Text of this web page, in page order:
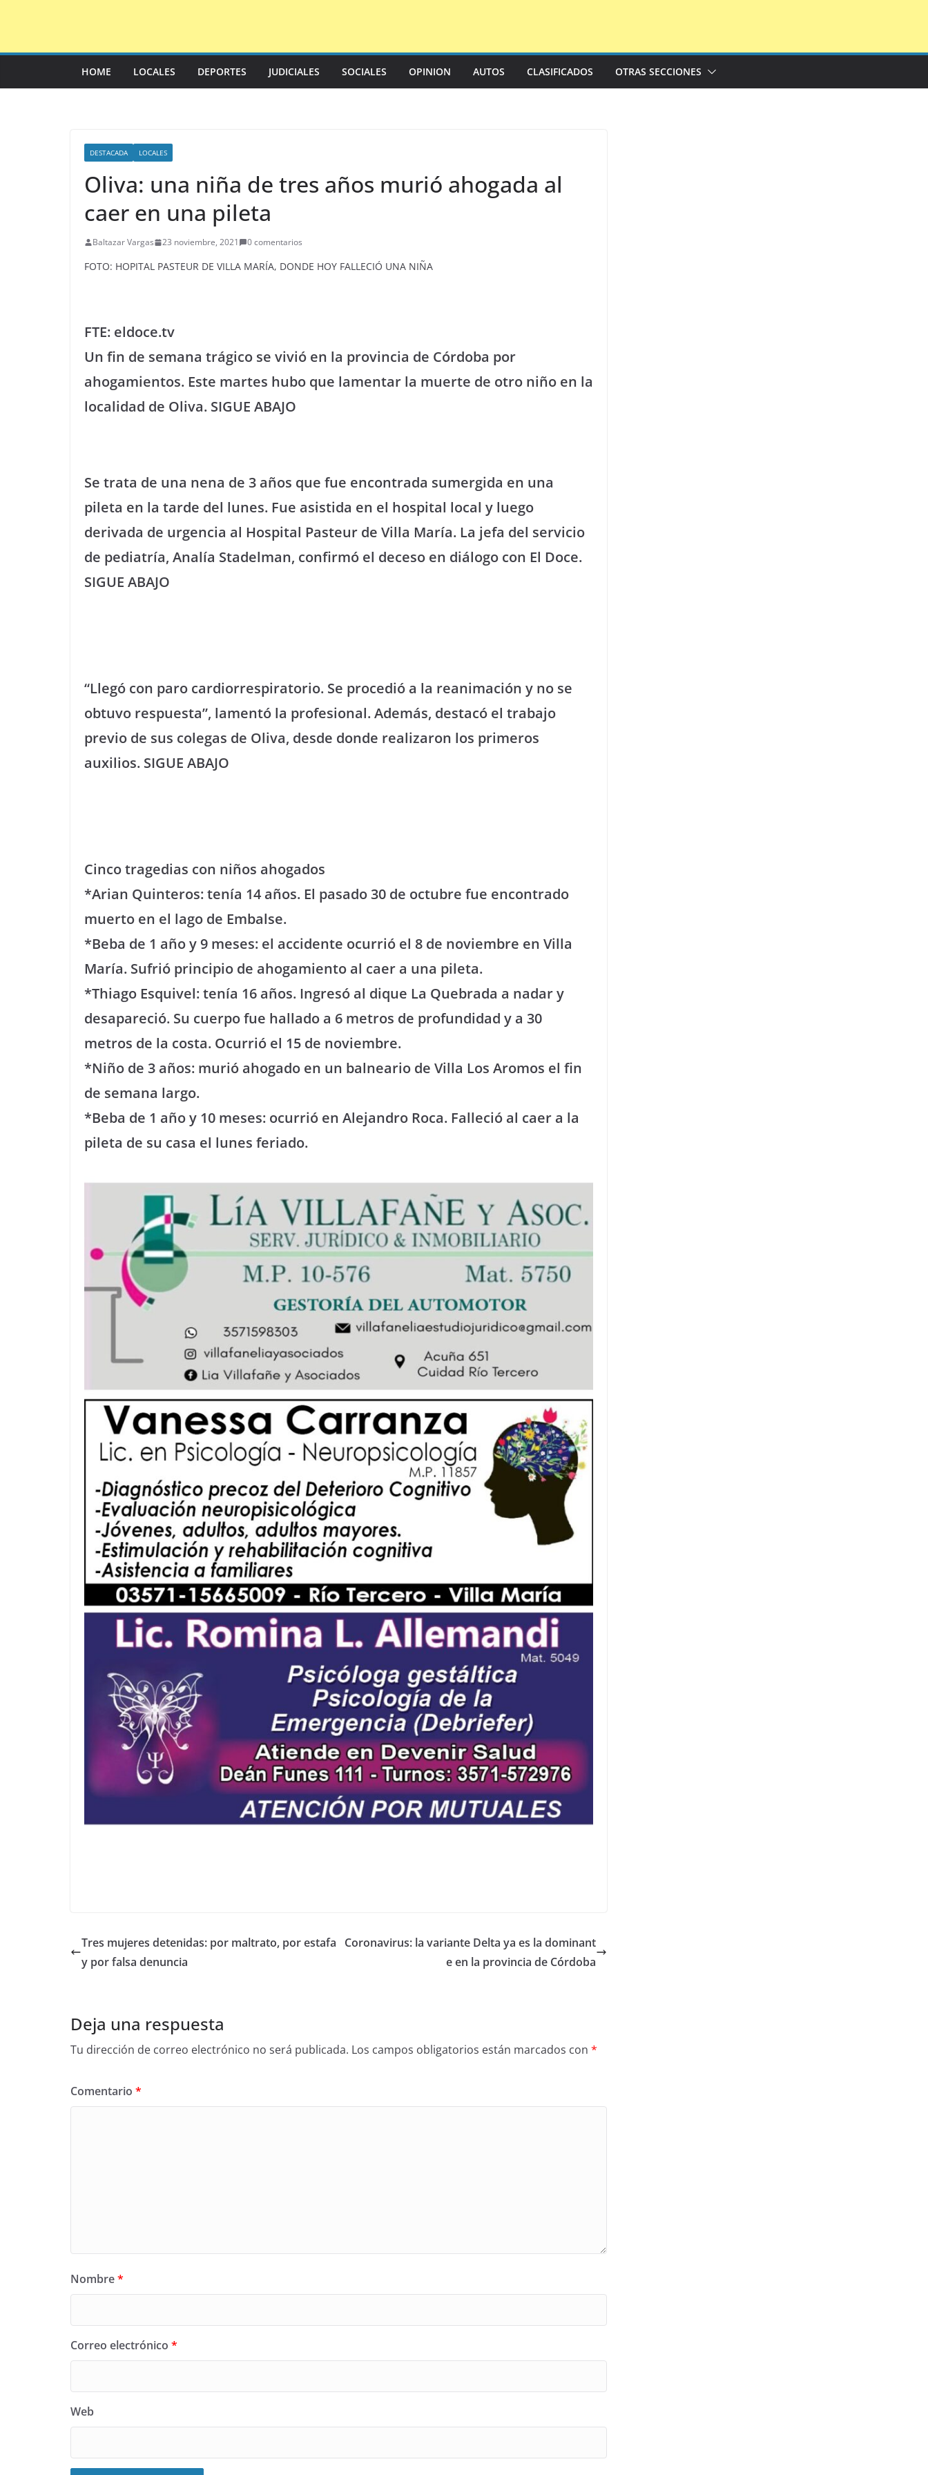
HOME LOCALES DEPORTES JUDICIALES SOCIALES OPINION AUTOS CLASIFICADOS OTRAS SECCIONES
DESTACADA LOCALES
Oliva: una niña de tres años murió ahogada al
caer en una pileta
Baltazar Vargas 23 noviembre, 2021 0 comentarios
FOTO: HOPITAL PASTEUR DE VILLA MARÍA, DONDE HOY FALLECIÓ UNA NIÑA
FTE: eldoce.tv
Un fin de semana trágico se vivió en la provincia de Córdoba por
ahogamientos. Este martes hubo que lamentar la muerte de otro niño en la
localidad de Oliva. SIGUE ABAJO
Se trata de una nena de 3 años que fue encontrada sumergida en una
pileta en la tarde del lunes. Fue asistida en el hospital local y luego
derivada de urgencia al Hospital Pasteur de Villa María. La jefa del servicio
de pediatría, Analía Stadelman, confirmó el deceso en diálogo con El Doce.
SIGUE ABAJO
“Llegó con paro cardiorrespiratorio. Se procedió a la reanimación y no se
obtuvo respuesta”, lamentó la profesional. Además, destacó el trabajo
previo de sus colegas de Oliva, desde donde realizaron los primeros
auxilios. SIGUE ABAJO
Cinco tragedias con niños ahogados
*Arian Quinteros: tenía 14 años. El pasado 30 de octubre fue encontrado
muerto en el lago de Embalse.
*Beba de 1 año y 9 meses: el accidente ocurrió el 8 de noviembre en Villa
María. Sufrió principio de ahogamiento al caer a una pileta.
*Thiago Esquivel: tenía 16 años. Ingresó al dique La Quebrada a nadar y
desapareció. Su cuerpo fue hallado a 6 metros de profundidad y a 30
metros de la costa. Ocurrió el 15 de noviembre.
*Niño de 3 años: murió ahogado en un balneario de Villa Los Aromos el fin
de semana largo.
*Beba de 1 año y 10 meses: ocurrió en Alejandro Roca. Falleció al caer a la
pileta de su casa el lunes feriado.
Tres mujeres detenidas: por maltrato, por estafa
y por falsa denuncia
Coronavirus: la variante Delta ya es la dominant
e en la provincia de Córdoba
Deja una respuesta
Tu dirección de correo electrónico no será publicada. Los campos obligatorios están marcados con *
Comentario *
Nombre*
Correo electrónico *
Web